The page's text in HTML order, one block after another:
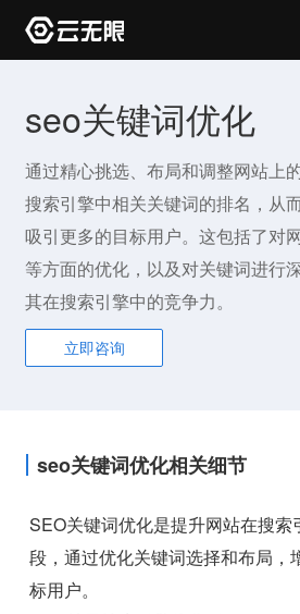
seo关键词优化
通过精心挑选、布局和调整网站上
搜索引擎中相关关键词的排名，从
吸引更多的目标用户。这包括了对
等方面的优化，以及对关键词进行
其在搜索引擎中的竞争力。
立即咨询
seo关键词优化相关细节
SEO关键词优化是提升网站在搜
段，通过优化关键词选择和布局，
标用户。